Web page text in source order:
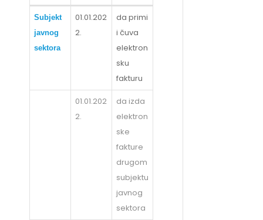
Subjekt
javnog
sektora
01.01.202
2.
da primi
i čuva
elektron
sku
fakturu
01.01.202
2.
da izda
elektron
ske
fakture
drugom
subjektu
javnog
sektora